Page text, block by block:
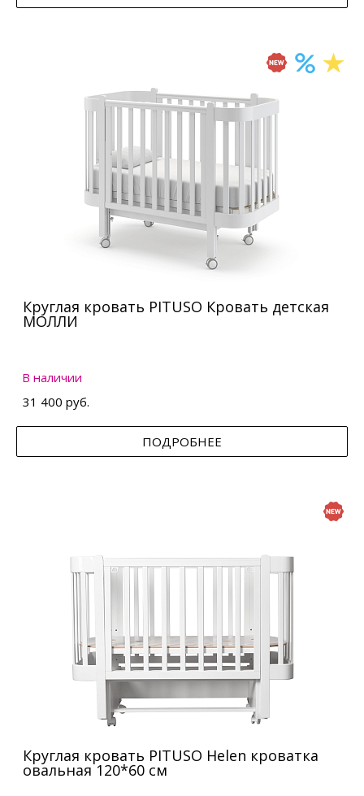
Круглая кровать PITUSO Кровать детская
МОЛЛИ
В наличии
31 400 руб.
ПОДРОБНЕЕ
Круглая кровать PITUSO Helen кроватка
овальная 120*60 см